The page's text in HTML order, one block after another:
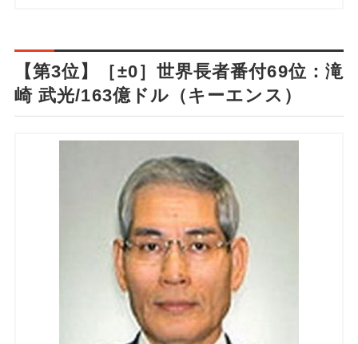
【第3位】［±0］世界長者番付69位：滝
崎 武光/163億ドル（キーエンス）